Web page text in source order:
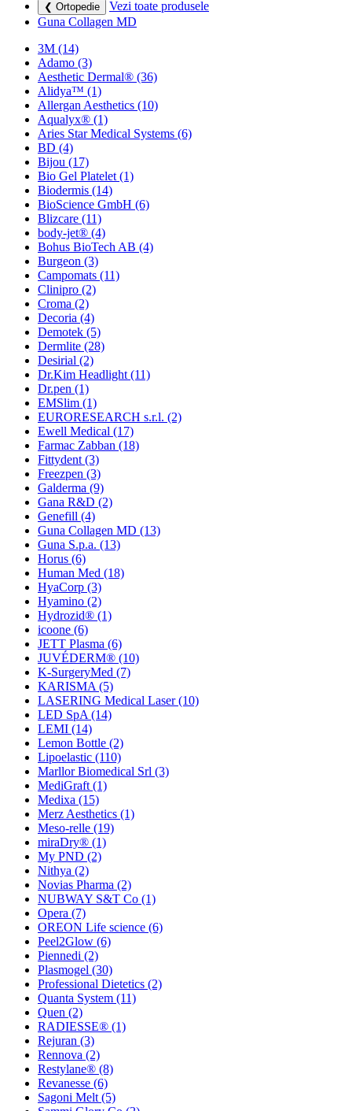
❮ Ortopedie
Vezi toate produsele
Guna Collagen MD
3M (14)
Adamo (3)
Aesthetic Dermal® (36)
Alidya™ (1)
Allergan Aesthetics (10)
Aqualyx® (1)
Aries Star Medical Systems (6)
BD (4)
Bijou (17)
Bio Gel Platelet (1)
Biodermis (14)
BioScience GmbH (6)
Blizcare (11)
body-jet® (4)
Bohus BioTech AB (4)
Burgeon (3)
Campomats (11)
Clinipro (2)
Croma (2)
Decoria (4)
Demotek (5)
Dermlite (28)
Desirial (2)
Dr.Kim Headlight (11)
Dr.pen (1)
EMSlim (1)
EURORESEARCH s.r.l. (2)
Ewell Medical (17)
Farmac Zabban (18)
Fittydent (3)
Freezpen (3)
Galderma (9)
Gana R&D (2)
Genefill (4)
Guna Collagen MD (13)
Guna S.p.a. (13)
Horus (6)
Human Med (18)
HyaCorp (3)
Hyamino (2)
Hydrozid® (1)
icoone (6)
JETT Plasma (6)
JUVÉDERM® (10)
K-SurgeryMed (7)
KARISMA (5)
LASERING Medical Laser(10)
LED SpA (14)
LEMI (14)
Lemon Bottle (2)
Lipoelastic (110)
Marllor Biomedical Srl (3)
MediGraft (1)
Medixa (15)
Merz Aesthetics (1)
Meso-relle (19)
miraDry® (1)
My PND (2)
Nithya (2)
Novias Pharma (2)
NUBWAY S&T Co (1)
Opera (7)
OREON Life science (6)
Peel2Glow (6)
Piennedi (2)
Plasmogel (30)
Professional Dietetics (2)
Quanta System (11)
Quen (2)
RADIESSE® (1)
Rejuran (3)
Rennova (2)
Restylane® (8)
Revanesse (6)
Sagoni Melt (5)